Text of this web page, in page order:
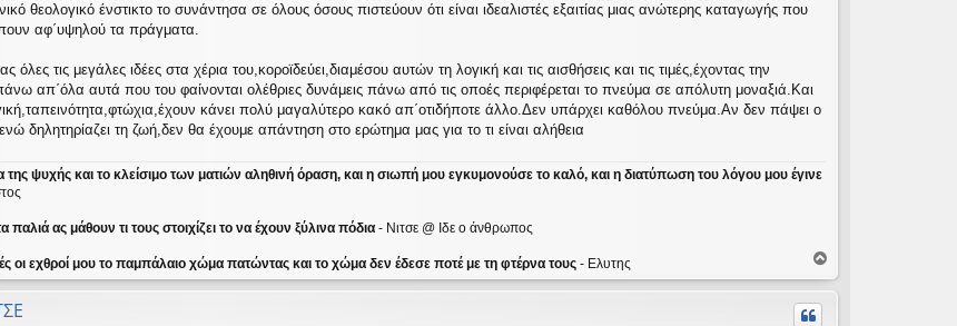
θεολογικό ένστικτο το συνάντησα σε όλους όσους πιστεύουν ότι είναι ιδεαλιστές εξαιτίας μιας ανώτερης καταγωγής που
αφ΄υψηλού τα πράγματα.
όλες τις μεγάλες ιδέες στα χέρια του,κοροϊδεύει,διαμέσου αυτών τη λογική και τις αισθήσεις και τις τιμές,έχοντας την
απ΄όλα αυτά που του φαίνονται ολέθριες δυνάμεις πάνω από τις οποές περιφέρεται το πνεύμα σε απόλυτη μοναξιά.Και
κάνει πολύ μαγαλύτερο κακό απ΄οτιδήποτε άλλο.Δεν υπάρχει καθόλου πνεύμα.Αν δεν πάψει ο
δηλητηρίαζει τη ζωή,δεν θα έχουμε απάντηση στο ερώτημα μας για το τι είναι αλήθεια
ψυχής και το κλείσιμο των ματιών αληθινή όραση, και η σιωπή μου εγκυμονούσε το καλό, και η διατύπωση του λόγου μου έγινε
ας μάθουν τι τους στοιχίζει το να έχουν ξύλινα πόδια - Νιτσε @ Ιδε ο άνθρωπος
οι εχθροί μου το παμπάλαιο χώμα πατώντας και το χώμα δεν έδεσε ποτέ με τη φτέρνα τους - Ελυτης
ο
ρ